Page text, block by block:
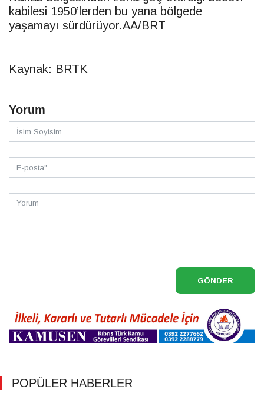
kabilesi 1950’lerden bu yana bölgede
yaşamayı sürdürüyor.AA/BRT
Kaynak: BRTK
Yorum
GÖNDER
POPÜLER HABERLER